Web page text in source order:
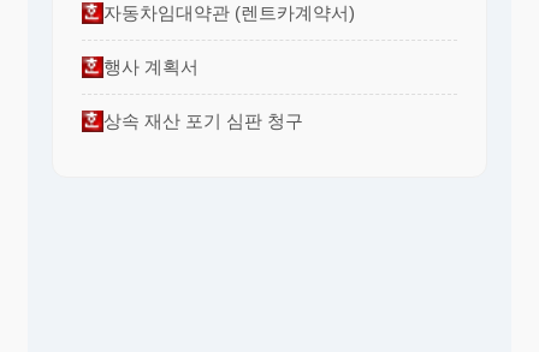
자동차임대약관 (렌트카계약서)
행사 계획서
상속 재산 포기 심판 청구